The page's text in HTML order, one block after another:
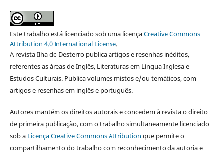
Este trabalho está licenciado sob uma licençaCreative Commons
Attribution 4.0 International License.
A revista Ilha do Desterro publica artigos e resenhas inéditos,
referentes as áreas de Inglês, Literaturas em Língua Inglesa e
Estudos Culturais. Publica volumes mistos e/ou temáticos, com
artigos e resenhas em inglês e português.
Autores mantém os direitos autorais e concedem à revista o direito
de primeira publicação, com o trabalho simultaneamente licenciado
sob a Licença Creative Commons Attribution que permite o
compartilhamento do trabalho com reconhecimento da autoria e